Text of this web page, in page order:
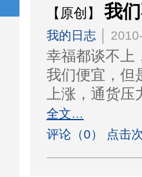
【原创】 我
我的日志 │
幸福都谈不上
我们便宜，但
上涨，通货
全文…
评论（0） 点击